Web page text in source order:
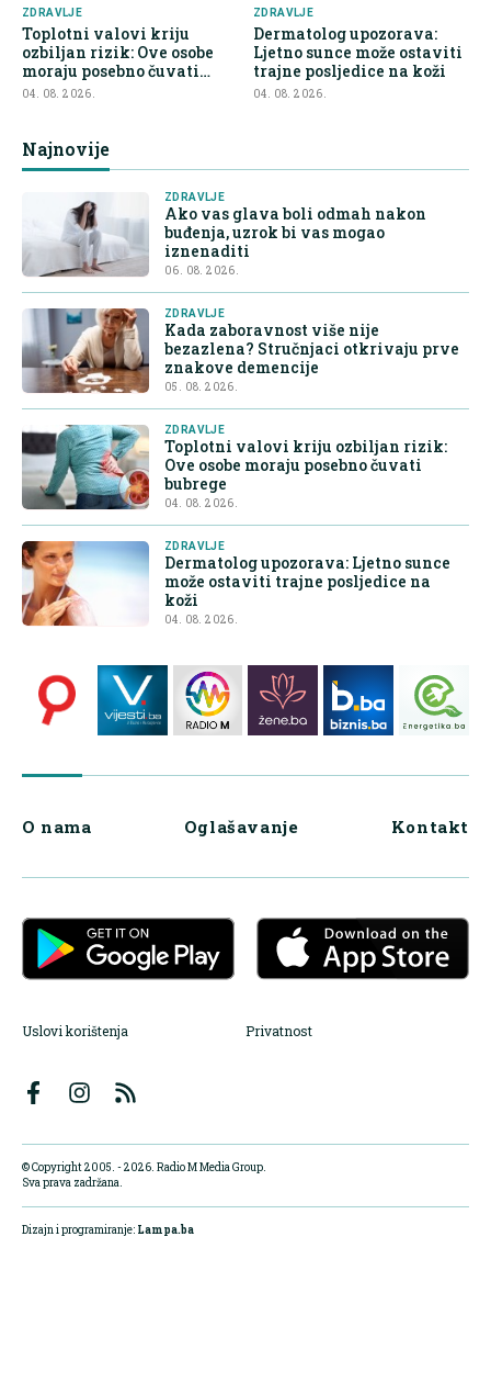
ZDRAVLJE
Toplotni valovi kriju
ozbiljan rizik: Ove osobe
moraju posebno čuvati
bubrege
04. 08. 2026.
ZDRAVLJE
Dermatolog upozorava:
Ljetno sunce može ostaviti
trajne posljedice na koži
04. 08. 2026.
Najnovije
ZDRAVLJE
Ako vas glava boli odmah nakon
buđenja, uzrok bi vas mogao
iznenaditi
06. 08. 2026.
ZDRAVLJE
Kada zaboravnost više nije
bezazlena? Stručnjaci otkrivaju prve
znakove demencije
05. 08. 2026.
ZDRAVLJE
Toplotni valovi kriju ozbiljan rizik:
Ove osobe moraju posebno čuvati
bubrege
04. 08. 2026.
ZDRAVLJE
Dermatolog upozorava: Ljetno sunce
može ostaviti trajne posljedice na
koži
04. 08. 2026.
O nama Oglašavanje Kontakt
Uslovi korištenja Privatnost
© Copyright 2005. - 2026. Radio M Media Group.
Sva prava zadržana.
Dizajn i programiranje: Lampa.ba